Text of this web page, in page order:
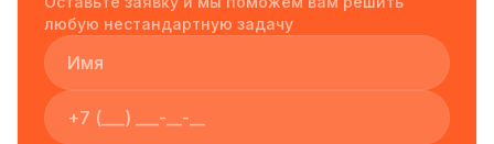
любую нестандартную задачу